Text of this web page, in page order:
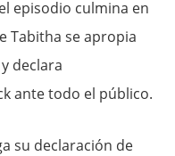
episodio culmina en
Tabitha se apropia
declara
ante todo el público.
su declaración de